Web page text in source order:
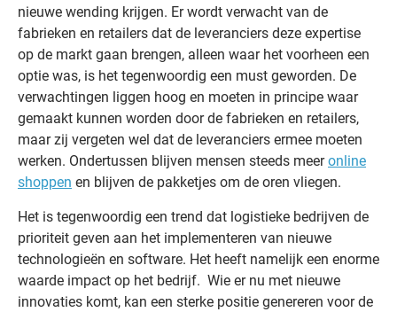
nieuwe wending krijgen. Er wordt verwacht van de
fabrieken en retailers dat de leveranciers deze expertise
op de markt gaan brengen, alleen waar het voorheen een
optie was, is het tegenwoordig een must geworden. De
verwachtingen liggen hoog en moeten in principe waar
gemaakt kunnen worden door de fabrieken en retailers,
maar zij vergeten wel dat de leveranciers ermee moeten
werken. Ondertussen blijven mensen steeds meeronline
shoppen en blijven de pakketjes om de oren vliegen.
Het is tegenwoordig een trend dat logistieke bedrijven de
prioriteit geven aan het implementeren van nieuwe
technologieën en software. Het heeft namelijk een enorme
waarde impact op het bedrijf. Wie er nu met nieuwe
innovaties komt, kan een sterke positie genereren voor de